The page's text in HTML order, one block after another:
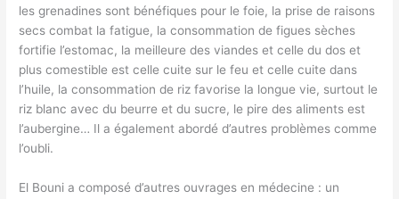
les grenadines sont bénéfiques pour le foie, la prise de raisons
secs combat la fatigue, la consommation de figues sèches
fortifie l’estomac, la meilleure des viandes et celle du dos et
plus comestible est celle cuite sur le feu et celle cuite dans
l’huile, la consommation de riz favorise la longue vie, surtout le
riz blanc avec du beurre et du sucre, le pire des aliments est
l’aubergine… Il a également abordé d’autres problèmes comme
l’oubli.
El Bouni a composé d’autres ouvrages en médecine : un